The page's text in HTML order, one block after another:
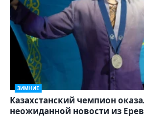
ЗИМНИЕ
Казахстанский чемпион
неожиданной новости из